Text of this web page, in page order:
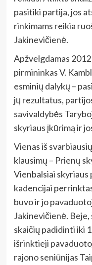
pasitiki partija, jos
rinkimams reikia
Jakinevičienė.
Apžvelgdamas
pirmininkas V.
esminių dalykų –
jų rezultatus,
savivaldybės
skyriaus įkūrimą ir
Vienas iš
klausimų – Prienų
Vienbalsiai
kadencijai
buvo ir jo
Jakinevičienė.
skaičių padidinti iki
išrinktieji
rajono seniūnijas